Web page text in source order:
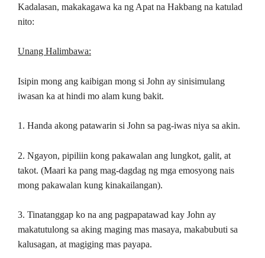
Kadalasan, makakagawa ka ng Apat na Hakbang na katulad
nito:
Unang Halimbawa:
Isipin mong ang kaibigan mong si John ay sinisimulang
iwasan ka at hindi mo alam kung bakit.
1. Handa akong patawarin si John sa pag-iwas niya sa akin.
2. Ngayon, pipiliin kong pakawalan ang lungkot, galit, at
takot. (Maari ka pang mag-dagdag ng mga emosyong nais
mong pakawalan kung kinakailangan).
3. Tinatanggap ko na ang pagpapatawad kay John ay
makatutulong sa aking maging mas masaya, makabubuti sa
kalusagan, at magiging mas payapa.